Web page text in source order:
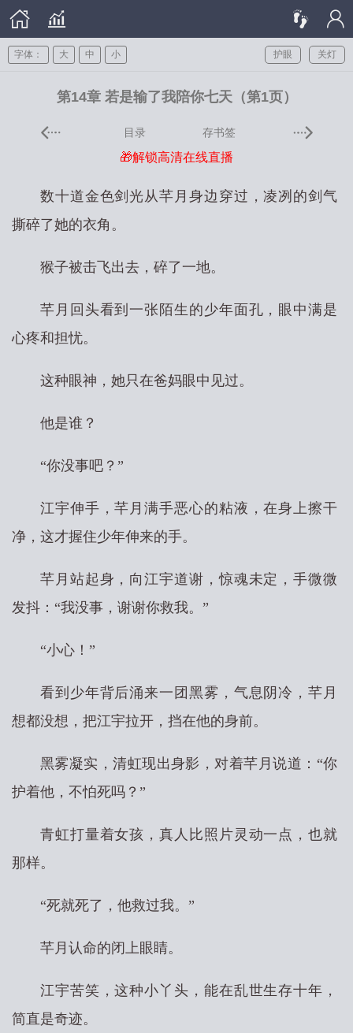
关灯
护眼
字体： 大 中 小
第14章 若是输了我陪你七天（第1页）
目录 存书签
🎁解锁高清在线直播
数十道金色剑光从芊月身边穿过，凌冽的剑气
撕碎了她的衣角。
猴子被击飞出去，碎了一地。
芊月回头看到一张陌生的少年面孔，眼中满是
心疼和担忧。
这种眼神，她只在爸妈眼中见过。
他是谁？
“你没事吧？”
江宇伸手，芊月满手恶心的粘液，在身上擦干
净，这才握住少年伸来的手。
芊月站起身，向江宇道谢，惊魂未定，手微微
发抖：“我没事，谢谢你救我。”
“小心！”
看到少年背后涌来一团黑雾，气息阴冷，芊月
想都没想，把江宇拉开，挡在他的身前。
黑雾凝实，清虹现出身影，对着芊月说道：“你
护着他，不怕死吗？”
青虹打量着女孩，真人比照片灵动一点，也就
那样。
“死就死了，他救过我。”
芊月认命的闭上眼睛。
江宇苦笑，这种小丫头，能在乱世生存十年，
简直是奇迹。